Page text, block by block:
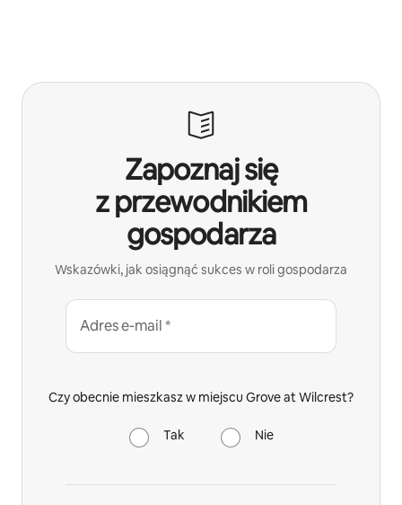
Zapoznaj się
z przewodnikiem
gospodarza
Wskazówki, jak osiągnąć sukces w roli gospodarza
Adres e-mail *
Czy obecnie mieszkasz w miejscu Grove at Wilcrest?
Tak Nie